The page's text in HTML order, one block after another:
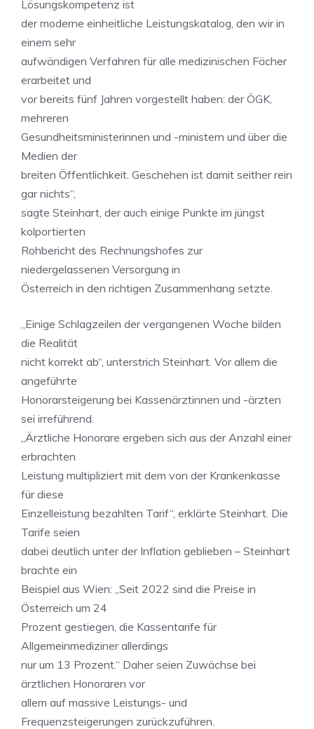
Lösungskompetenz ist
der moderne einheitliche Leistungskatalog, den wir in
einem sehr
aufwändigen Verfahren für alle medizinischen Fächer
erarbeitet und
vor bereits fünf Jahren vorgestellt haben: der ÖGK,
mehreren
Gesundheitsministerinnen und -ministern und über die
Medien der
breiten Öffentlichkeit. Geschehen ist damit seither rein
gar nichts“,
sagte Steinhart, der auch einige Punkte im jüngst
kolportierten
Rohbericht des Rechnungshofes zur
niedergelassenen Versorgung in
Österreich in den richtigen Zusammenhang setzte.
„Einige Schlagzeilen der vergangenen Woche bilden
die Realität
nicht korrekt ab“, unterstrich Steinhart. Vor allem die
angeführte
Honorarsteigerung bei Kassenärztinnen und -ärzten
sei irreführend.
„Ärztliche Honorare ergeben sich aus der Anzahl einer
erbrachten
Leistung multipliziert mit dem von der Krankenkasse
für diese
Einzelleistung bezahlten Tarif“, erklärte Steinhart. Die
Tarife seien
dabei deutlich unter der Inflation geblieben – Steinhart
brachte ein
Beispiel aus Wien: „Seit 2022 sind die Preise in
Österreich um 24
Prozent gestiegen, die Kassentarife für
Allgemeinmediziner allerdings
nur um 13 Prozent.“ Daher seien Zuwächse bei
ärztlichen Honoraren vor
allem auf massive Leistungs- und
Frequenzsteigerungen zurückzuführen.